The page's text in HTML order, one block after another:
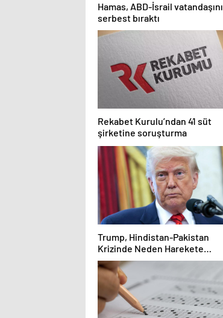
Hamas, ABD-İsrail vatandaşını
serbest bıraktı
Rekabet Kurulu’ndan 41 süt
şirketine soruşturma
Trump, Hindistan-Pakistan
Krizinde Neden Harekete
Geçmiyor? Dikkat Çeken
Analiz..